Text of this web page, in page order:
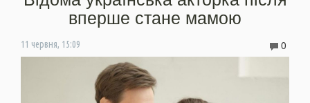
вперше стане мамою
11 червня, 15:09 0